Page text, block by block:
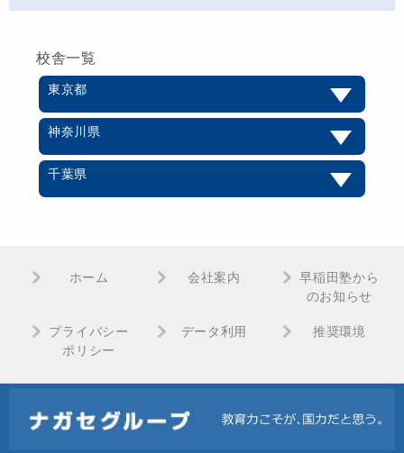
校舎一覧
東京都
神奈川県
千葉県
ホーム 会社案内
早稲田塾から
のお知らせ
プライバシー
ポリシー
データ利用 推奨環境